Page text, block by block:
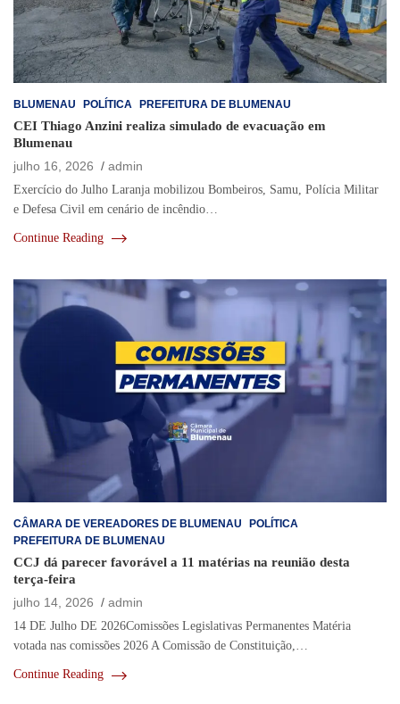
BLUMENAU POLÍTICA PREFEITURA DE BLUMENAU
CEI Thiago Anzini realiza simulado de evacuação em
Blumenau
julho 16, 2026
admin
Exercício do Julho Laranja mobilizou Bombeiros, Samu, Polícia Militar
e Defesa Civil em cenário de incêndio…
Continue Reading
CÂMARA DE VEREADORES DE BLUMENAU
POLÍTICA
PREFEITURA DE BLUMENAU
CCJ dá parecer favorável a 11 matérias na reunião desta
terça-feira
julho 14, 2026
admin
14 DE Julho DE 2026Comissões Legislativas Permanentes Matéria
votada nas comissões 2026 A Comissão de Constituição,…
Continue Reading